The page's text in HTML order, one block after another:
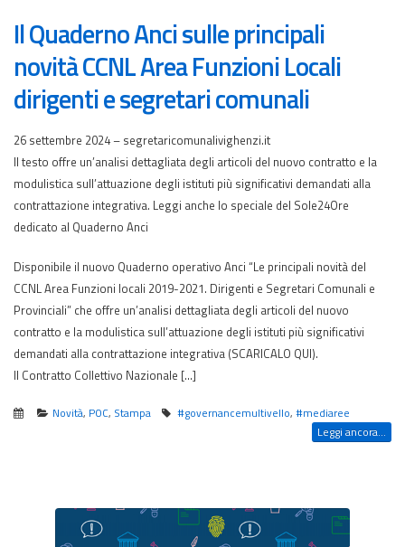
Il Quaderno Anci sulle principali
novità CCNL Area Funzioni Locali
dirigenti e segretari comunali
26 settembre 2024 – segretaricomunalivighenzi.it
Il testo offre un’analisi dettagliata degli articoli del nuovo contratto e la
modulistica sull’attuazione degli istituti più significativi demandati alla
contrattazione integrativa. Leggi anche lo speciale del Sole24Ore
dedicato al Quaderno Anci
Disponibile il nuovo Quaderno operativo Anci “Le principali novità del
CCNL Area Funzioni locali 2019-2021. Dirigenti e Segretari Comunali e
Provinciali” che offre un’analisi dettagliata degli articoli del nuovo
contratto e la modulistica sull’attuazione degli istituti più significativi
demandati alla contrattazione integrativa (SCARICALO QUI).
Il Contratto Collettivo Nazionale […]
Novità, POC, Stampa #governancemultivello,#mediaree
Leggi ancora...